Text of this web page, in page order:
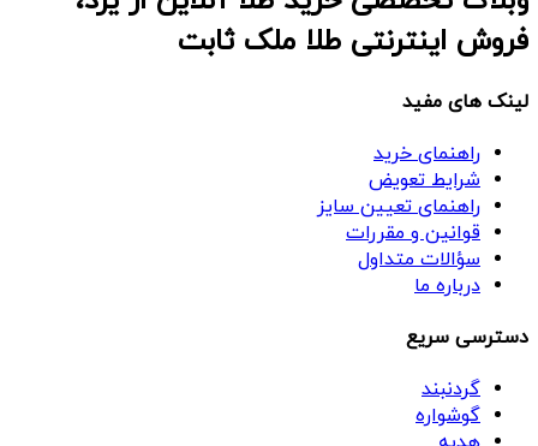
فروش اینترنتی طلا ملک ثابت
لینک های مفید
راهنمای خرید
شرایط تعویض
راهنمای تعیین سایز
قوانین و مقررات
سؤالات متداول
درباره ما
دسترسی سریع
گردنبند
گوشواره